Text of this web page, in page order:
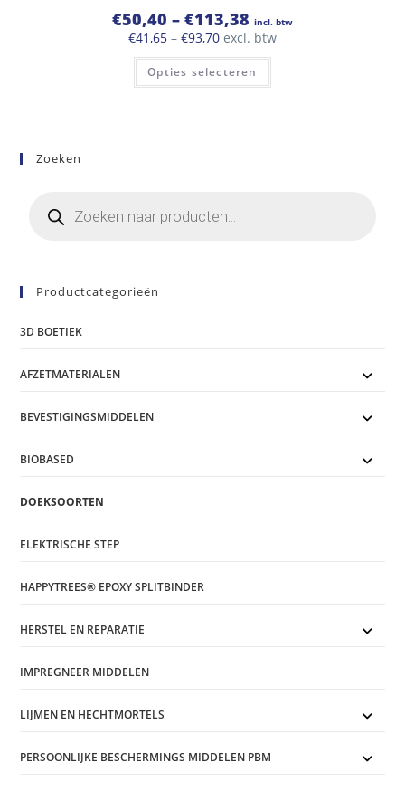
€50,40 – €113,38 Prijsklasse:
€50,40
tot
€113,38
incl. btw
€41,65 – €93,70Prijsklasse:
€41,65
tot
€93,70
excl. btw
Opties selecteren
Dit
heeft
Zoeken
zoeken
Productcategorieën
3D BOETIEK
AFZETMATERIALEN
BEVESTIGINGSMIDDELEN
BIOBASED
DOEKSOORTEN
ELEKTRISCHE STEP
HAPPYTREES® EPOXY SPLITBINDER
HERSTEL EN REPARATIE
IMPREGNEER MIDDELEN
LIJMEN EN HECHTMORTELS
PERSOONLIJKE BESCHERMINGS MIDDELEN PBM